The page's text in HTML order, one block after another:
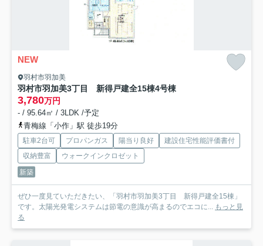
NEW
羽村市羽加美
羽村市羽加美3丁目 新得戸建全15棟4号棟
3,780万円
- / 95.64㎡ / 3LDK /予定
青梅線「小作」駅 徒歩19分
駐車2台可 プロパンガス 陽当り良好
建設住宅性能評価書付
収納豊富
ウォークインクロゼット
新築
ぜひ一度見ていただきたい、「羽村市羽加美3丁目 新得戸建全15棟」
です。太陽光発電システムは節電の意識が高まるのでエコに...
もっと見
る